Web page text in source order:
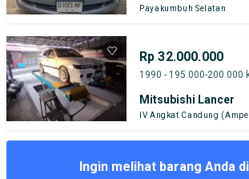
Payakumbuh Selatan
Rp 32.000.000
1990 - 195.000-200.000
Mitsubishi Lancer
IV Angkat Candung
Ingin melihat barang Anda